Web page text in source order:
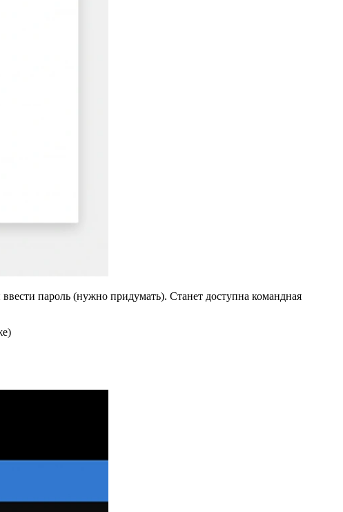
пароль (нужно придумать). Станет доступна командная